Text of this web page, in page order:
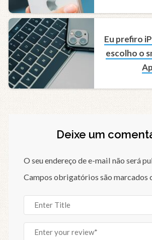
Eu prefiro
escolho o
Deixe um
O seu endereço de e-mail não será
Campos obrigatórios são marcados